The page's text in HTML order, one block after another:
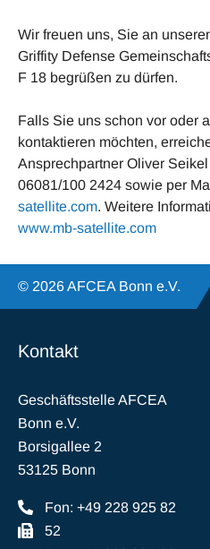
Wir freuen uns, Sie an
Griffity Defense
F 18 begrüßen zu dürfen.
Falls Sie uns schon vor oder
kontaktieren möchten,
Ansprechpartner Oliver
06081/100 2424 sowie per
satellite.com. Weitere
www.mb-satellite.com
© 2026 AFCEA Bonn e.V.
Kontakt
Geschäftsstelle AFCEA
Bonn e.V.
Borsigallee 2
53125 Bonn
Fon: +49 228 925 82
52